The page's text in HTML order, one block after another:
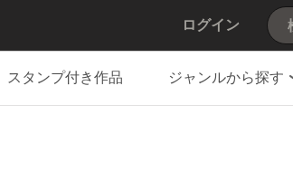
ログイン
スタンプ付き作品 ジャンルから探す